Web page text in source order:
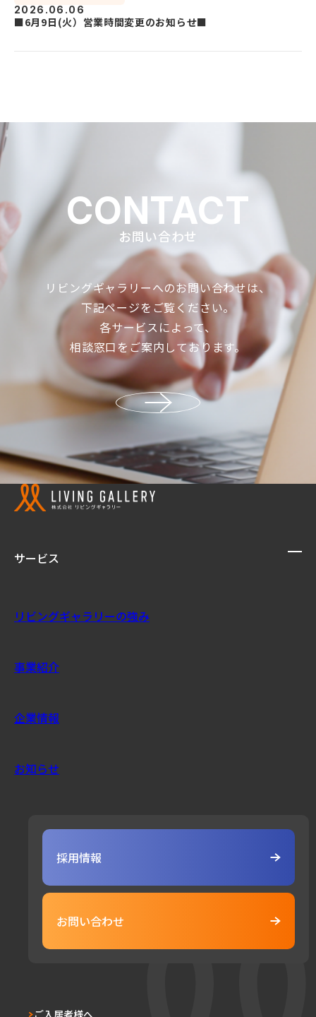
2026.06.06
■6月9日(火）営業時間変更のお知らせ■
CONTACT
お問い合わせ
リビングギャラリーへのお問い合わせは、
下記ページをご覧ください。
各サービスによって、
相談窓口をご案内しております。
サービス
リビングギャラリーの強み
事業紹介
企業情報
お知らせ
採用情報
お問い合わせ